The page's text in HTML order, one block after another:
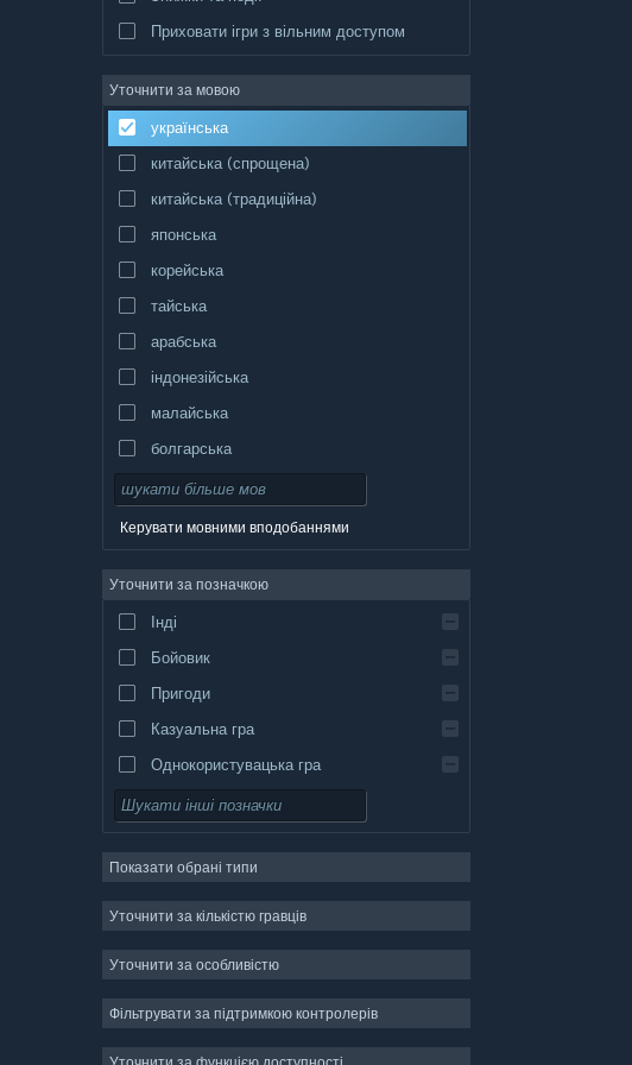
Приховати ігри з вільним доступом
Уточнити за мовою
українська
китайська (спрощена)
китайська (традиційна)
японська
корейська
тайська
арабська
індонезійська
малайська
болгарська
чеська
англійська
іспанська (Іспанія)
іспанська (Латинська Америка)
Керувати мовними вподобаннями
Уточнити за позначкою
Інді
Бойовик
Пригоди
Казуальна гра
Однокористувацька гра
Симулятор
Стратегія
Двовимірність
Вільний доступ
Показати обрані типи
Уточнити за кількістю гравців
Уточнити за особливістю
Фільтрувати за підтримкою контролерів